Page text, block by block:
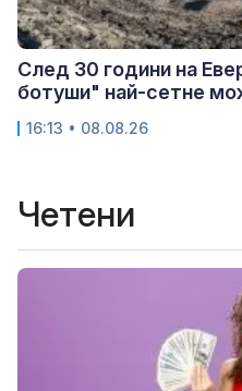
След 30 години на
ботуши" най-сетне
16:13 • 08.08.26
Четени